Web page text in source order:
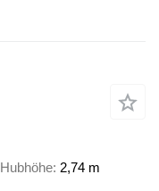
Hubhöhe 2,74 m